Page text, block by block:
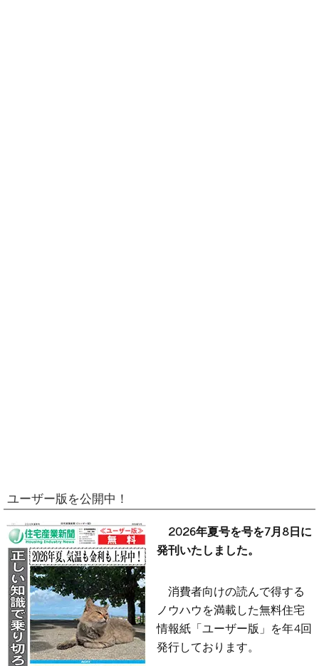
ユーザー版を公開中！
2026年夏号を号を7月8日に
発刊いたしました。
消費者向けの読んで得する
ノウハウを満載した無料住宅
情報紙「ユーザー版」を年4回
発行しております。